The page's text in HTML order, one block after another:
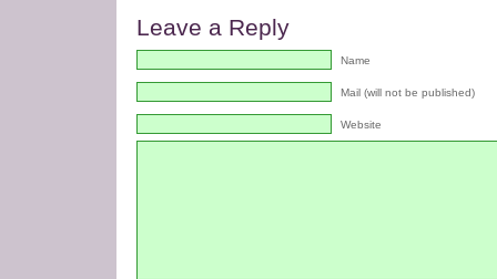
Leave a Reply
Name
Mail (will not be published)
Website